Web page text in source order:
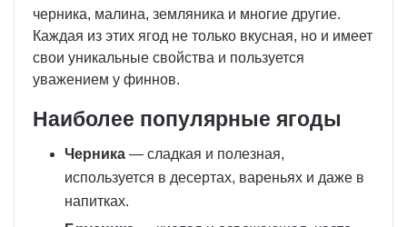
черника, малина, земляника и многие другие.
Каждая из этих ягод не только вкусная, но и имеет
свои уникальные свойства и пользуется
уважением у финнов.
Наиболее популярные ягоды
Черника — сладкая и полезная,
используется в десертах, вареньях и даже в
напитках.